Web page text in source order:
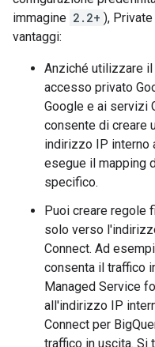
immagine 2.2+ ),
vantaggi:
Anziché utilizzare
accesso privato
Google e ai servizi
consente di creare
indirizzo IP interno
esegue il mapping
specifico.
Puoi creare regole
solo verso
Connect. Ad
consenta il traffico
Managed Service
all'indirizzo IP
Connect per
traffico in uscita. Si